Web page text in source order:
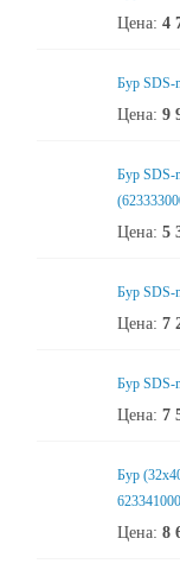
Цена: 4
Бур SDS-
Цена: 9
Бур SDS-
Цена: 5
Бур SDS-
Цена: 7
Бур SDS-
Цена: 7
Бур
623341000
Цена: 8